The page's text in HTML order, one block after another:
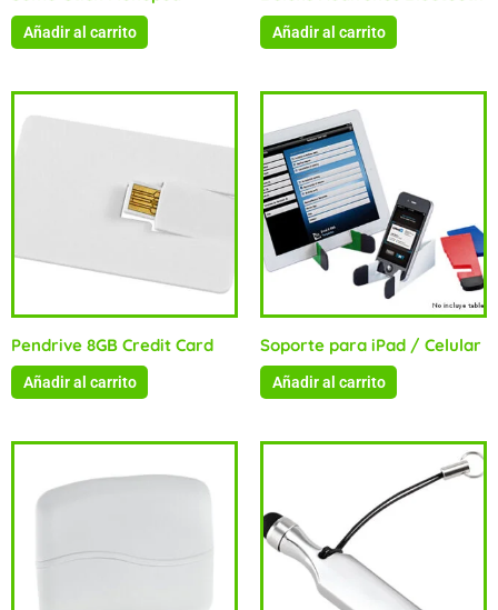
Añadir al carrito Añadir al carrito
Pendrive 8GB Credit Card
Añadir al carrito
Soporte para iPad / Celular
Añadir al carrito